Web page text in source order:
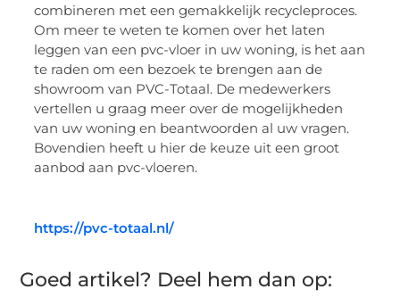
combineren met een gemakkelijk recycleproces.
Om meer te weten te komen over het laten
leggen van een pvc-vloer in uw woning, is het aan
te raden om een bezoek te brengen aan de
showroom van PVC-Totaal. De medewerkers
vertellen u graag meer over de mogelijkheden
van uw woning en beantwoorden al uw vragen.
Bovendien heeft u hier de keuze uit een groot
aanbod aan pvc-vloeren.
https://pvc-totaal.nl/
Goed artikel? Deel hem dan op: